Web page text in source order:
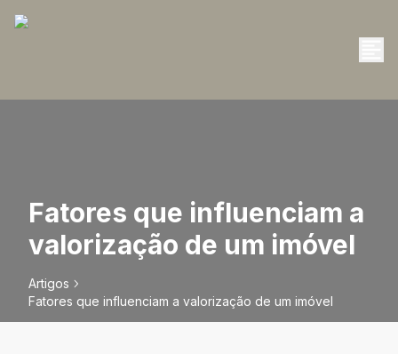
Fatores que influenciam a
valorização de um imóvel
Artigos
Fatores que influenciam a valorização de um imóvel